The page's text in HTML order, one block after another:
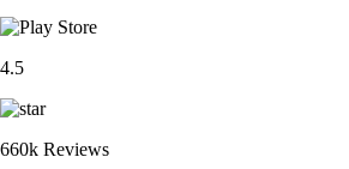
4.5
660k Reviews